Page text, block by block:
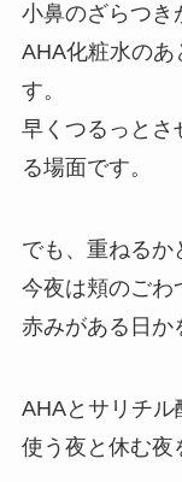
小鼻のざらつき
AHA化粧水のあ
す。
早くつるっとさ
る場面です。
でも、重ねるか
今夜は頬のごわ
赤みがある日か
AHAとサリチル
使う夜と休む夜